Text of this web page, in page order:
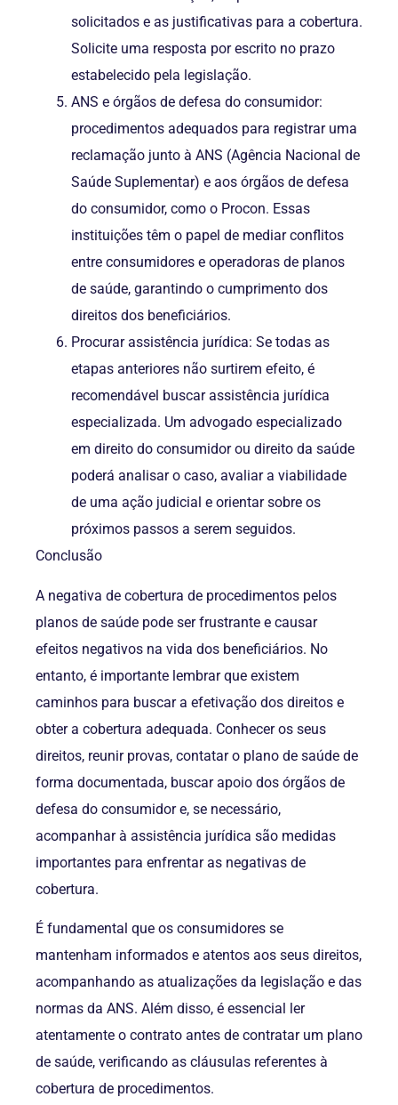
solicitados e as justificativas para a cobertura.
Solicite uma resposta por escrito no prazo
estabelecido pela legislação.
ANS e órgãos de defesa do consumidor:
procedimentos adequados para registrar uma
reclamação junto à ANS (Agência Nacional de
Saúde Suplementar) e aos órgãos de defesa
do consumidor, como o Procon. Essas
instituições têm o papel de mediar conflitos
entre consumidores e operadoras de planos
de saúde, garantindo o cumprimento dos
direitos dos beneficiários.
Procurar assistência jurídica: Se todas as
etapas anteriores não surtirem efeito, é
recomendável buscar assistência jurídica
especializada. Um advogado especializado
em direito do consumidor ou direito da saúde
poderá analisar o caso, avaliar a viabilidade
de uma ação judicial e orientar sobre os
próximos passos a serem seguidos.
Conclusão
A negativa de cobertura de procedimentos pelos
planos de saúde pode ser frustrante e causar
efeitos negativos na vida dos beneficiários. No
entanto, é importante lembrar que existem
caminhos para buscar a efetivação dos direitos e
obter a cobertura adequada. Conhecer os seus
direitos, reunir provas, contatar o plano de saúde de
forma documentada, buscar apoio dos órgãos de
defesa do consumidor e, se necessário,
acompanhar à assistência jurídica são medidas
importantes para enfrentar as negativas de
cobertura.
É fundamental que os consumidores se
mantenham informados e atentos aos seus direitos,
acompanhando as atualizações da legislação e das
normas da ANS. Além disso, é essencial ler
atentamente o contrato antes de contratar um plano
de saúde, verificando as cláusulas referentes à
cobertura de procedimentos.